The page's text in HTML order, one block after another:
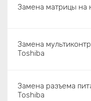
Замена матрицы на
Замена
Toshiba
Замена разъема
Toshiba